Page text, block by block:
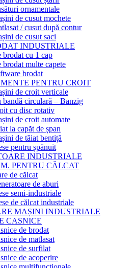
ornamentale
de cusut mochete
/ cusut după contur
de cusut saci
INDUSTRIALE
brodat cu 1 cap
brodat multe capete
brodat
PENTRU CROIT
de croit verticale
bandă circulară – Banzig
cu disc rotativ
de croit automate
la capăt de șpan
de tăiat bentiță
pentru șpănuit
INDUSTRIALE
PENTRU CĂLCAT
de călcat
de aburi
semi-industriale
de călcat industriale
MAȘINI INDUSTRIALE
CASNICE
de brodat
de matlasat
de surfilat
de acoperire